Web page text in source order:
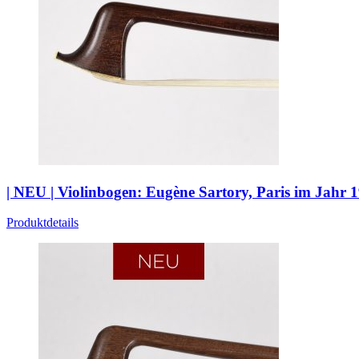
| NEU | Violinbogen: Eugène Sartory, Paris im Jahr
Produktdetails